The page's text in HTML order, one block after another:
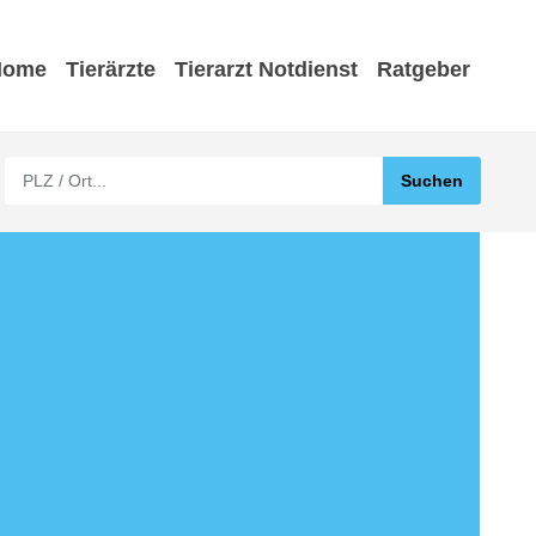
Tierärzte Tierarzt Notdienst Ratgeber